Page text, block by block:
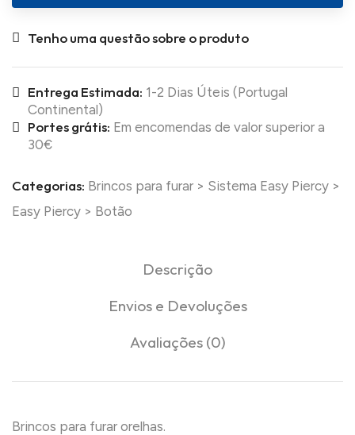
Tenho uma questão sobre o produto
Entrega Estimada: 1-2 Dias Úteis (Portugal
Continental)
Portes grátis: Em encomendas de valor superior a
30€
Categorias: Brincos para furar > Sistema Easy Piercy >
Easy Piercy > Botão
Descrição
Envios e Devoluções
Avaliações (0)
Brincos para furar orelhas.